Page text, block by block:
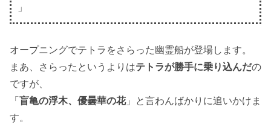
」
オープニングでテトラをさらった幽霊船が登場します。
まあ、さらったというよりはテトラが勝手に乗り込んだの
ですが、
「 盲亀の浮木、優曇華の花」と言わんばかりに追いかけま
す。